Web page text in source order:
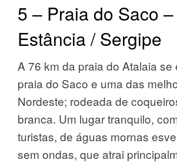
5 – Praia do Saco –
Estância / Sergipe
A 76 km da praia do Atalaia se
praia do Saco e uma das
Nordeste; rodeada de
branca. Um lugar tranquilo,
turistas, de águas mornas
sem ondas, que atrai